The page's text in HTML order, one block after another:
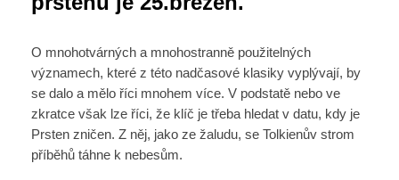
O mnohotvárných a mnohostranně použitelných
významech, které z této nadčasové klasiky vyplývají, by
se dalo a mělo říci mnohem více. V podstatě nebo ve
zkratce však lze říci, že klíč je třeba hledat v datu, kdy je
Prsten zničen. Z něj, jako ze žaludu, se Tolkienův strom
příběhů táhne k nebesům.